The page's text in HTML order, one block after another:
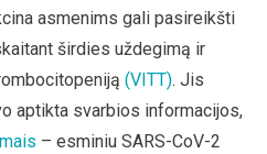
asmenims gali pasireikšti
širdies uždegimą ir
(VITT). Jis
aptikta svarbios informacijos,
– esminiu SARS-CoV-2